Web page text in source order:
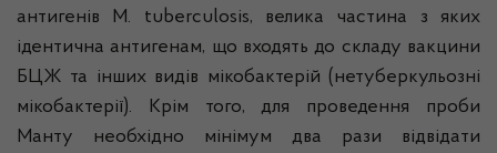
антигенів M. tuberculosis, велика частина з яких
ідентична антигенам, що входять до складу вакцини
БЦЖ та інших видів мікобактерій (нетуберкульозні
мікобактерії). Крім того, для проведення проби
Манту необхідно мінімум два рази відвідати